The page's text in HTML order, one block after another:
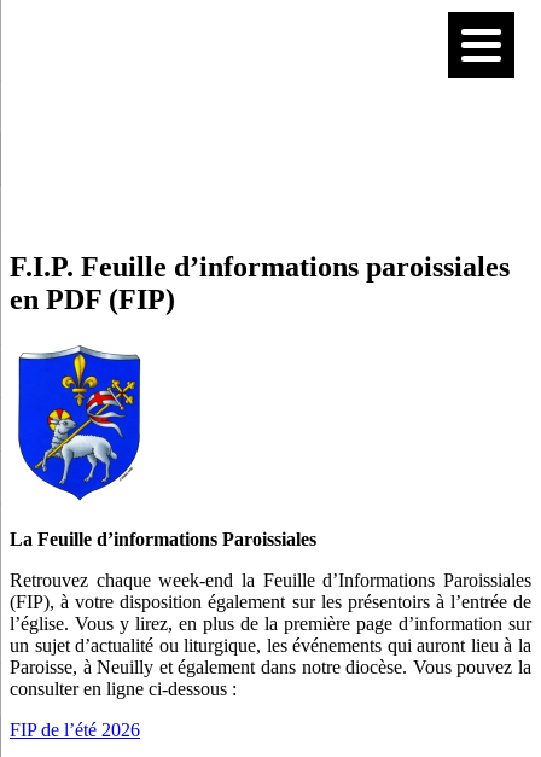
F.I.P. Feuille d’informations paroissiales
en PDF (FIP)
La Feuille d’informations Paroissiales
Retrouvez chaque week-end la Feuille d’Informations Paroissiales
(FIP), à votre disposition également sur les présentoirs à l’entrée de
l’église. Vous y lirez, en plus de la première page d’information sur
un sujet d’actualité ou liturgique, les événements qui auront lieu à la
Paroisse, à Neuilly et également dans notre diocèse. Vous pouvez la
consulter en ligne ci-dessous :
FIP de l’été 2026